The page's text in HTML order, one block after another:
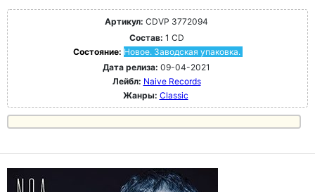
Артикул: CDVP 3772094
Состав: 1 CD
Состояние: Новое. Заводская упаковка.
Дата релиза: 09-04-2021
Лейбл: Naive Records
Жанры: Classic